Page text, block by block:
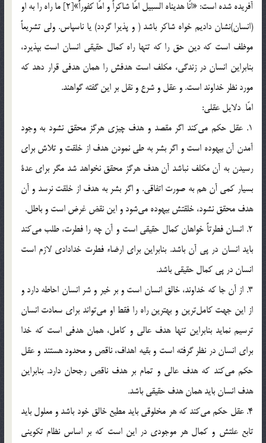
آفريده شده است: «انّا هديناه السبيل امّا شاكراً و امّا كفوراًَ»[2] ما راه را به او
(انسان)نشان داديم خواه شاكر باشد ( و پذيرا گردد) يا ناسپاس. ولي تشريعاً
موظف است كه دين حق را كه تنها راه كمال حقيقي انسان است بپذيرد،
بنابراين انسان در زندگي، مكلف است هدفش را همان هدفي قرار دهد كه
مورد نظر خداوند است. و عقل و شرع و نقل بر اين گفته گواهند.
امّا دلایل عقلی:
1. عقل حكم مي‌كند اگر مقصد و هدف چيزي هرگز محقق نشود به وجود
آمدن آن بيهوده است و اگر بشر به طي نمودن هدف از خلقت و تلاش براي
رسيدن به آن مكلف نباشد آن هدف هرگز محقق نخواهد شد مگر براي عدة
بسيار كمي آن هم به صورت اتفاقي. و اگر بشر به هدف از خلقت نرسد و آن
هدف محقق نشود، خلقتش بيهوده مي‌شود و اين نقض غرض است و باطل.
2. انسان فطرتاً خواهان كمال حقيقي است و آن چه را فطرت، طلب مي‌كند
بايد انسان در پي آن باشد. بنابراين براي ارضاء فطرت خدادادي لازم است
انسان در پي كمال حقيقي باشد.
3. از آن جا كه خداوند، خالق انسان است و بر خير و شر انسان احاطه دارد و
از اين جهت كامل‌ترين و بهترين راه را فقط او مي‌تواند براي سعادت انسان
ترسيم نمايد بنابراين تنها هدف عالي و كامل، همان هدفي است كه خدا
براي انسان در نظر گرفته است و بقيه اهداف، ناقص و محدود هستند و عقل
حكم مي‌كند که هدف عالي و تمام بر هدف ناقص رجحان دارد. بنابراين
هدف انسان بايد همان هدف حقيقي باشد.
4. عقل حكم مي‌كند كه هر مخلوقي بايد مطيع خالق خود باشد و معلول بايد
تابع علتش و كمال هر موجودي در اين است كه بر اساس نظام تكويني